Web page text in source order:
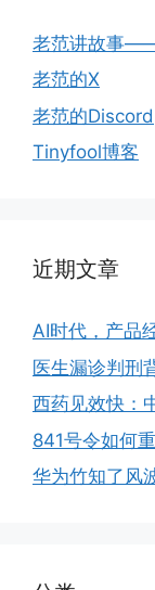
老范讲故事
老范的X
老范的Discord
Tinyfool博客
近期文章
AI时代，产品
医生漏诊判刑
西药见效快：
841号令如何
华为竹知了风